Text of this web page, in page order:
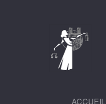
ACCUEIL